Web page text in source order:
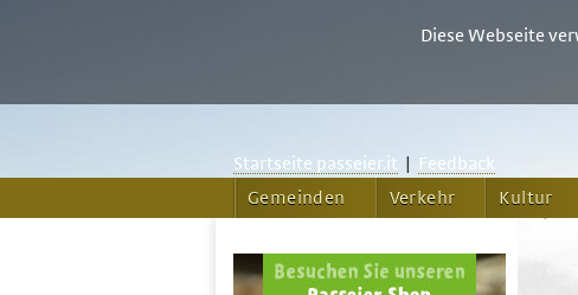
Startseite passeier.it
Feedback
Gemeinden
Verkehr Kultur
Diese Webseite